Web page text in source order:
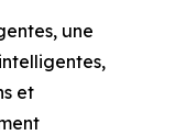
une
et